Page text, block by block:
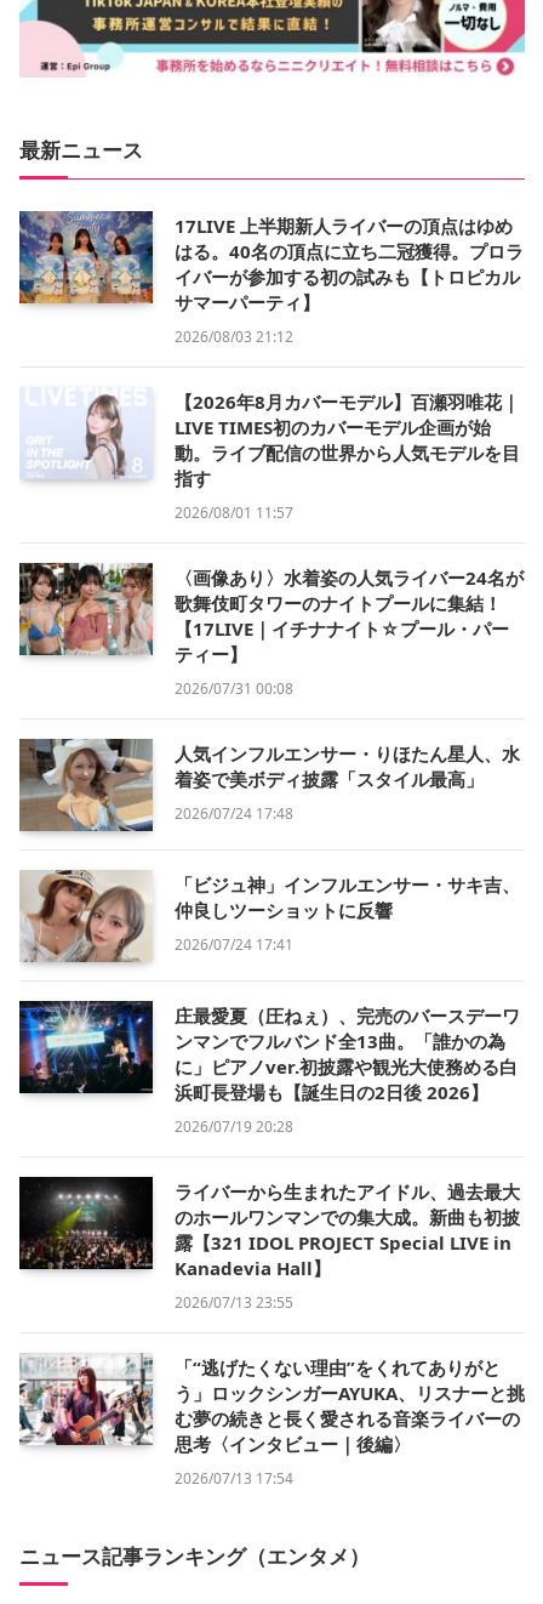
最新ニュース
17LIVE 上半期新人ライバーの頂点はゆめ
はる。40名の頂点に立ち二冠獲得。プロラ
イバーが参加する初の試みも【トロピカル
サマーパーティ】
2026/08/03 21:12
【2026年8月カバーモデル】百瀬羽唯花｜
LIVE TIMES初のカバーモデル企画が始
動。ライブ配信の世界から人気モデルを目
指す
2026/08/01 11:57
〈画像あり〉水着姿の人気ライバー24名が
歌舞伎町タワーのナイトプールに集結！
【17LIVE｜イチナナイト☆プール・パー
ティー】
2026/07/31 00:08
人気インフルエンサー・りほたん星人、水
着姿で美ボディ披露「スタイル最高」
2026/07/24 17:48
「ビジュ神」インフルエンサー・サキ吉、
仲良しツーショットに反響
2026/07/24 17:41
庄最愛夏（圧ねぇ）、完売のバースデーワ
ンマンでフルバンド全13曲。「誰かの為
に」ピアノver.初披露や観光大使務める白
浜町長登場も【誕生日の2日後 2026】
2026/07/19 20:28
ライバーから生まれたアイドル、過去最大
のホールワンマンでの集大成。新曲も初披
露【321 IDOL PROJECT Special LIVE in
Kanadevia Hall】
2026/07/13 23:55
「“逃げたくない理由”をくれてありがと
う」ロックシンガーAYUKA、リスナーと挑
む夢の続きと長く愛される音楽ライバーの
思考〈インタビュー｜後編〉
2026/07/13 17:54
ニュース記事ランキング（エンタメ）